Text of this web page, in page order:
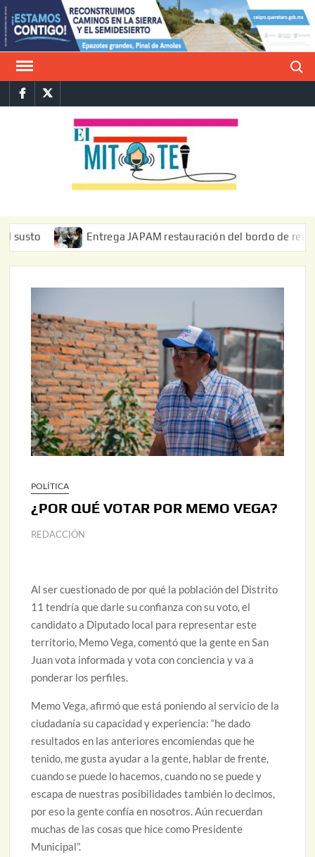
Saltar
al
contenido
FacebookTwitter
Entrega JAPAM restauración del bordo de regulación
POLÍTICA
¿POR QUÉ VOTAR POR MEMO VEGA?
REDACCIÓN
Al ser cuestionado de por qué la población del Distrito
11 tendría que darle su confianza con su voto, el
candidato a Diputado local para representar este
territorio, Memo Vega, comentó que la gente en San
Juan vota informada y vota con conciencia y va a
ponderar los perfiles.
Memo Vega, afirmó que está poniendo al servicio de la
ciudadanía su capacidad y experiencia: “he dado
resultados en las anteriores encomiendas que he
tenido, me gusta ayudar a la gente, hablar de frente,
cuando se puede lo hacemos, cuando no se puede y
escapa de nuestras posibilidades también lo decimos,
por eso la gente confía en nosotros. Aún recuerdan
muchas de las cosas que hice como Presidente
Municipal”.